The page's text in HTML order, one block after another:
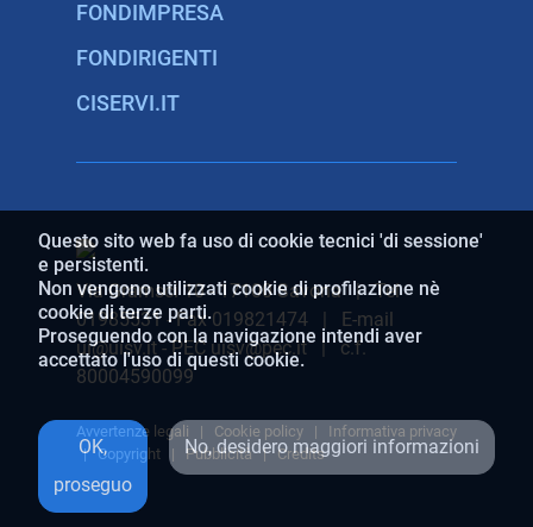
Questo sito web fa uso di cookie tecnici 'di sessione'
e persistenti.
Non vengono utilizzati cookie di profilazione nè
cookie di terze parti.
Proseguendo con la navigazione intendi aver
accettato l'uso di questi cookie.
OK,
proseguo
No, desidero maggiori informazioni
FONDIMPRESA
FONDIRIGENTI
CISERVI.IT
Via Gramsci 10 - 17100 Savona | Tel
01985531 - Fax 019821474 | E-mail
ui@uisv.it - PEC uisv@pec.it | c.f.
80004590099
Avvertenze legali | Cookie policy | Informativa privacy
|Copyright | Pubblicità|Credits